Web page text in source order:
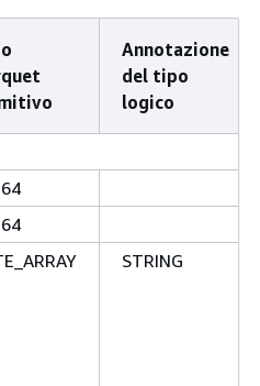
Annotazione
del tipo
logico
STRING